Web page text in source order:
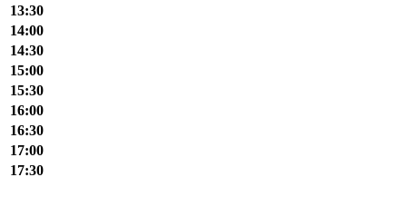
13:30
14:00
14:30
15:00
15:30
16:00
16:30
17:00
17:30